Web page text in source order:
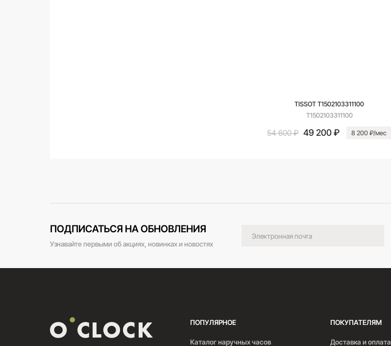
TISSOT T1502103311100
T1502103311100
54 600 ₽ 49 200 ₽ 8 200 ₽/мес
ПОДПИСАТЬСЯ НА ОБНОВЛЕНИЯ
Узнавайте первыми об акциях, новинках и новостях
ПОПУЛЯРНОЕ
Каталог наручных часов
ПОКУПАТЕЛЯМ
Доставка и оплата